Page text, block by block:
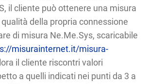
il cliente può ottenere una misura
della propria connessione
di misura Ne.Me.Sys, scaricabile
misurainternet.it/misura-
il cliente riscontri valori
a quelli indicati nei punti da 3 a